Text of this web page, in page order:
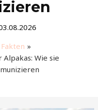
Wie sie